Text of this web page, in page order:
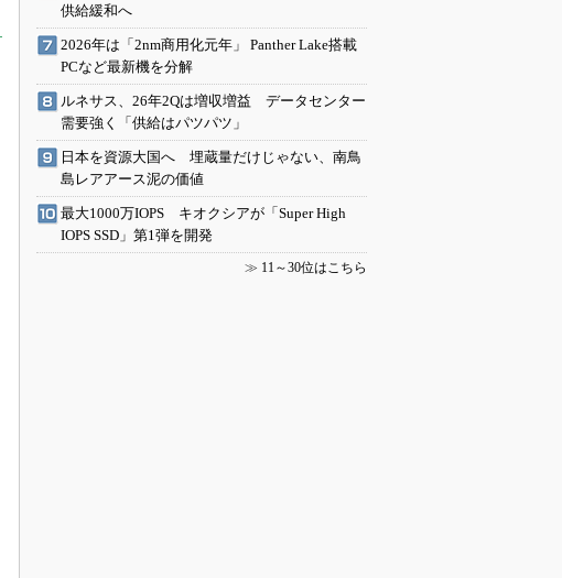
供給緩和へ
2026年は「2nm商用化元年」 Panther Lake搭載
PCなど最新機を分解
ルネサス、26年2Qは増収増益 データセンター
需要強く「供給はパツパツ」
日本を資源大国へ 埋蔵量だけじゃない、南鳥
島レアアース泥の価値
最大1000万IOPS キオクシアが「Super High
IOPS SSD」第1弾を開発
≫ 11～30位はこちら